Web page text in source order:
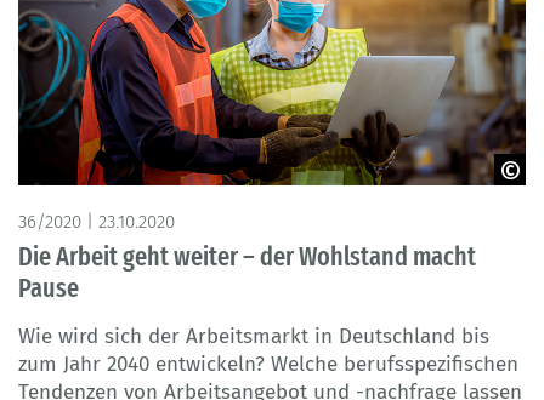
© APchanel - Adobe Stock
36/2020 | 23.10.2020
Die Arbeit geht weiter – der Wohlstand macht
Pause
Wie wird sich der Arbeitsmarkt in Deutschland bis
zum Jahr 2040 entwickeln? Welche berufsspezifischen
Tendenzen von Arbeitsangebot und -nachfrage lassen